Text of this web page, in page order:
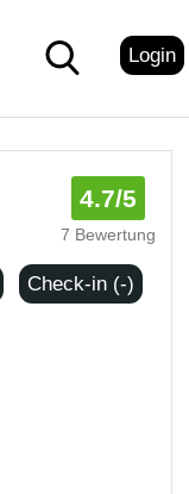
Login
4.7/5
7 Bewertung
Check-in (-)